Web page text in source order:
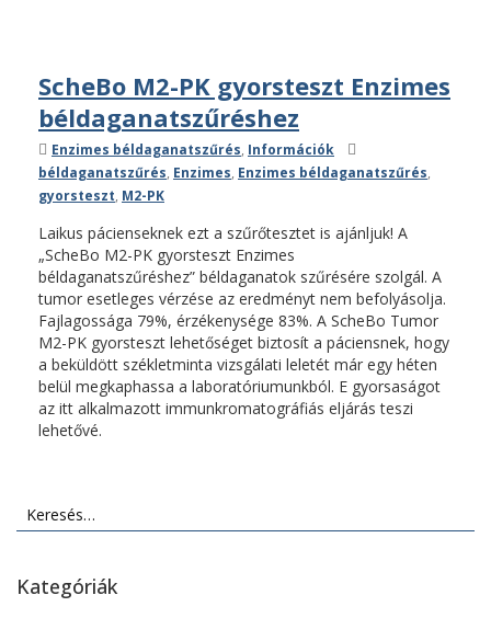
ScheBo M2-PK gyorsteszt Enzimes
béldaganatszűréshez
Kategóriák
Enzimes béldaganatszűrés, Információk
béldaganatszűrés, Enzimes, Enzimes béldaganatszűrés,
gyorsteszt, M2-PK
Laikus pácienseknek ezt a szűrőtesztet is ajánljuk! A
„ScheBo M2-PK gyorsteszt Enzimes
béldaganatszűréshez” béldaganatok szűrésére szolgál. A
tumor esetleges vérzése az eredményt nem befolyásolja.
Fajlagossága 79%, érzékenysége 83%. A ScheBo Tumor
M2-PK gyorsteszt lehetőséget biztosít a páciensnek, hogy
a beküldött székletminta vizsgálati leletét már egy héten
belül megkaphassa a laboratóriumunkból. E gyorsaságot
az itt alkalmazott immunkromatográfiás eljárás teszi
lehetővé.
Keresés:
Kategóriák